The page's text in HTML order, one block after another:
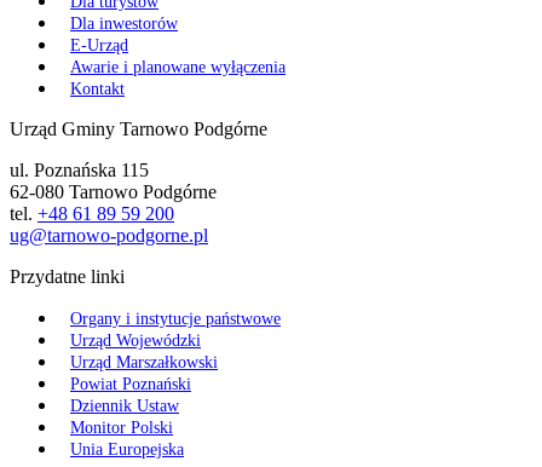
Dla inwestorów
E-Urząd
Awarie i planowane wyłączenia
Kontakt
Urząd Gminy Tarnowo Podgórne
ul. Poznańska 115
62-080 Tarnowo Podgórne
tel. +48 61 89 59 200
ug@tarnowo-podgorne.pl
Przydatne linki
Organy i instytucje państwowe
Urząd Wojewódzki
Urząd Marszałkowski
Powiat Poznański
Dziennik Ustaw
Monitor Polski
Unia Europejska